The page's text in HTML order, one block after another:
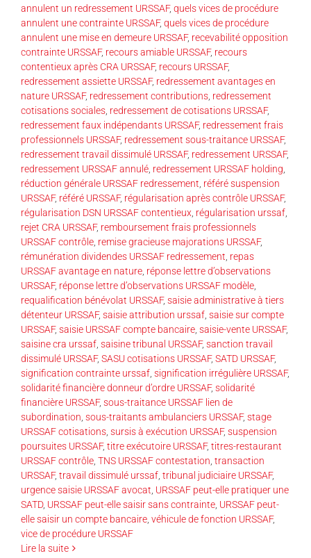
annulent un redressement URSSAF, quels vices de procédure
annulent une contrainte URSSAF, quels vices de procédure
annulent une mise en demeure URSSAF, recevabilité opposition
contrainte URSSAF, recours amiable URSSAF, recours
contentieux après CRA URSSAF, recours URSSAF,
redressement assiette URSSAF, redressement avantages en
nature URSSAF, redressement contributions redressement
cotisations sociales redressement de cotisations URSSAF,
redressement faux indépendants URSSAF, redressement frais
professionnels URSSAF, redressement sous-traitance URSSAF,
redressement travail dissimulé URSSAF, redressement URSSAF,
redressement URSSAF annulé redressement URSSAF holding
réduction générale URSSAF redressement référé suspension
URSSAF, référé URSSAF, régularisation après contrôle URSSAF,
régularisation DSN URSSAF contentieux régularisation urssaf
rejet CRA URSSAF, remboursement frais professionnels
URSSAF contrôle remise gracieuse majorations URSSAF,
rémunération dividendes URSSAF redressement repas
URSSAF avantage en nature réponse lettre d’observations
URSSAF, réponse lettre d’observations URSSAF modèle
requalification bénévolat URSSAF, saisie administrative à tiers
détenteur URSSAF, saisie attribution urssaf saisie sur compte
URSSAF, saisie URSSAF compte bancaire saisie-vente URSSAF,
saisine cra urssaf saisine tribunal URSSAF, sanction travail
dissimulé URSSAF, SASU cotisations URSSAF, SATD URSSAF,
signification contrainte urssaf signification irrégulière URSSAF,
solidarité financière donneur d’ordre URSSAF, solidarité
financière URSSAF, sous-traitance URSSAF lien de
subordination sous-traitants ambulanciers URSSAF, stage
URSSAF cotisations sursis à exécution URSSAF, suspension
poursuites URSSAF, titre exécutoire URSSAF, titres-restaurant
URSSAF contrôle TNS URSSAF contestation transaction
URSSAF, travail dissimulé urssaf tribunal judiciaire URSSAF,
urgence saisie URSSAF avocat URSSAF peut-elle pratiquer une
SATD, URSSAF peut-elle saisir sans contrainte URSSAF peut-
elle saisir un compte bancaire véhicule de fonction URSSAF,
vice de procédure URSSAF
Lire la suite